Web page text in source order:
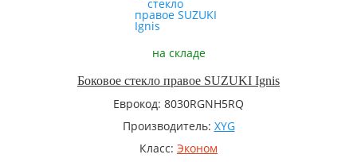
на складе
Боковое стекло правое SUZUKI Ignis
Еврокод: 8030RGNH5RQ
Производитель: XYG
Класс: Эконом